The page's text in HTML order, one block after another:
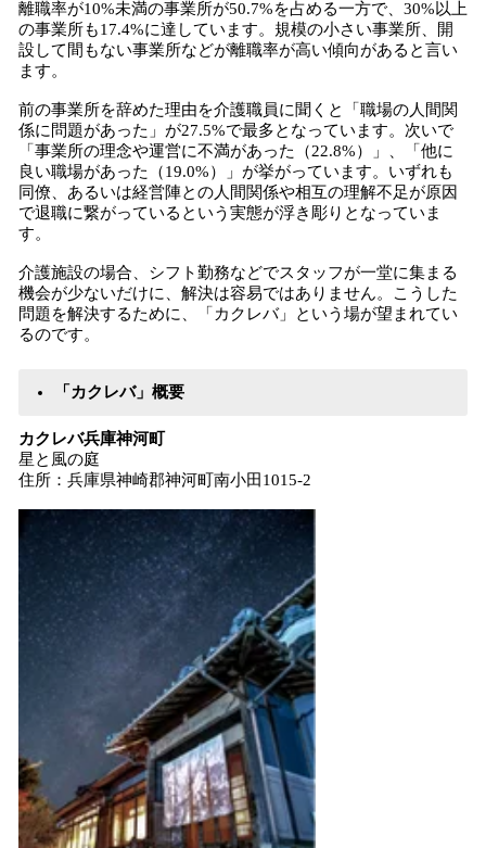
離職率が10%未満の事業所が50.7%を占める一方で、30%以上
の事業所も17.4%に達しています。規模の小さい事業所、開
設して間もない事業所などが離職率が高い傾向があると言い
ます。
前の事業所を辞めた理由を介護職員に聞くと「職場の人間関
係に問題があった」が27.5%で最多となっています。次いで
「事業所の理念や運営に不満があった（22.8%）」、「他に
良い職場があった（19.0%）」が挙がっています。いずれも
同僚、あるいは経営陣との人間関係や相互の理解不足が原因
で退職に繋がっているという実態が浮き彫りとなっていま
す。
介護施設の場合、シフト勤務などでスタッフが一堂に集まる
機会が少ないだけに、解決は容易ではありません。こうした
問題を解決するために、「カクレバ」という場が望まれてい
るのです。
「カクレバ」概要
カクレバ兵庫神河町
星と風の庭
住所：兵庫県神崎郡神河町南小田1015-2